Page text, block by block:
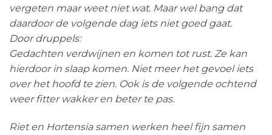
vergeten maar weet niet wat. Maar wel bang dat
daardoor de volgende dag iets niet goed gaat.
Door druppels:
Gedachten verdwijnen en komen tot rust. Ze kan
hierdoor in slaap komen. Niet meer het gevoel iets
over het hoofd te zien. Ook is de volgende ochtend
weer fitter wakker en beter te pas.
Riet en Hortensia samen werken heel fijn samen